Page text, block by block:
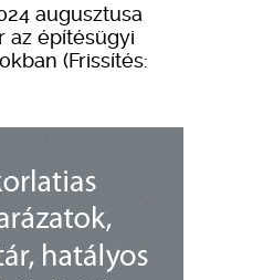
augusztusa
az építésügyi
(Frissítés: